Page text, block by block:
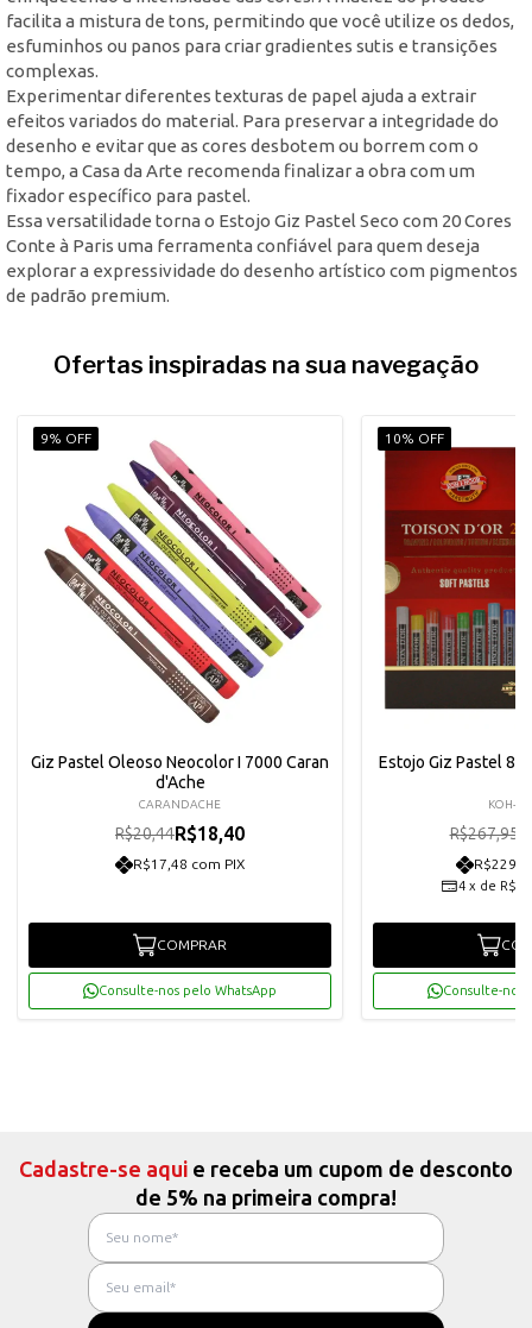
facilita a mistura de tons, permitindo que você utilize os dedos,
esfuminhos ou panos para criar gradientes sutis e transições
complexas.
Experimentar diferentes texturas de papel ajuda a extrair
efeitos variados do material. Para preservar a integridade do
desenho e evitar que as cores desbotem ou borrem com o
tempo, a Casa da Arte recomenda finalizar a obra com um
fixador específico para pastel.
Essa versatilidade torna o Estojo Giz Pastel Seco com 20 Cores
Conte à Paris uma ferramenta confiável para quem deseja
explorar a expressividade do desenho artístico com pigmentos
de padrão premium.
Ofertas inspiradas na sua navegação
9% OFF
Giz Pastel Oleoso Neocolor I 7000 Caran
d'Ache
CARANDACHE
R$20,44R$18,40
R$17,48 com PIX
COMPRAR
Consulte-nos pelo WhatsApp
10% OFF
Estojo Giz Pastel
KOH-I-
R$267,95
4 x de
Consulte-nos
Cadastre-se aqui e receba um cupom de desconto
de 5% na primeira compra!